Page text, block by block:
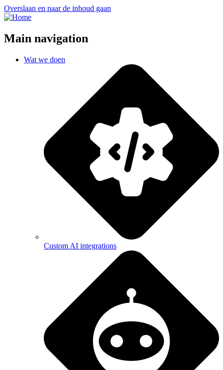
Overslaan en naar de inhoud gaan
Main navigation
Wat we doen
Custom AI integrations